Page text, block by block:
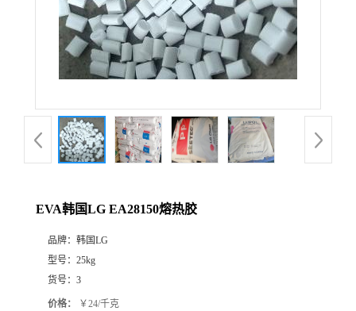
EVA韩国LG EA28150熔热胶
品牌： 韩国LG
型号： 25kg
货号： 3
价格： ￥24/千克